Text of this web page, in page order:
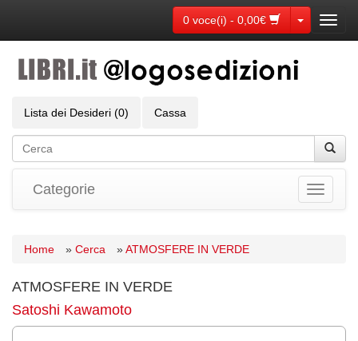
0 voce(i) - 0,00€ Toggle
Lista dei Desideri (0) Cassa
Toggle
Categorie
Home » Cerca »ATMOSFERE IN VERDE
ATMOSFERE IN VERDE
Satoshi Kawamoto